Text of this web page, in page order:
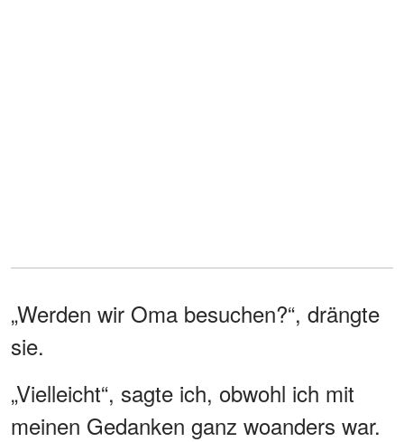
„Werden wir Oma besuchen?“, drängte
sie.
„Vielleicht“, sagte ich, obwohl ich mit
meinen Gedanken ganz woanders war.